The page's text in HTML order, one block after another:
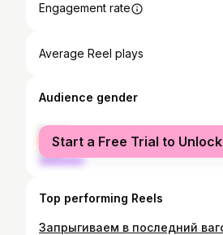
Engagement rate
Average Reel plays
Audience gender
female
male
Start a Free Trial to Unlock
Top performing Reels